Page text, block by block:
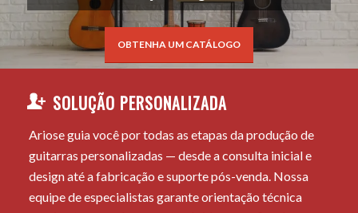
OBTENHA UM CATÁLOGO
SOLUÇÃO PERSONALIZADA
Ariose guia você por todas as etapas da produção de
guitarras personalizadas — desde a consulta inicial e
design até a fabricação e suporte pós-venda. Nossa
equipe de especialistas garante orientação técnica